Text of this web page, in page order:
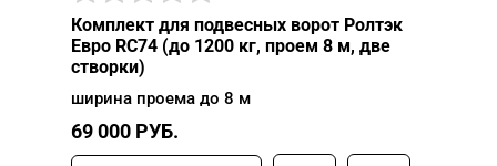
Комплект для подвесных ворот Ролтэк
Евро RC74 (до 1200 кг, проем 8 м, две
створки)
ширина проема до 8 м
69 000 РУБ.